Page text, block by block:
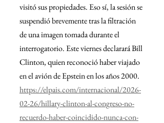
visitó sus propiedades. Eso sí, la sesión se
suspendió brevemente tras la filtración
de una imagen tomada durante el
interrogatorio. Este viernes declarará Bill
Clinton, quien reconoció haber viajado
en el avión de Epstein en los años 2000.
https://elpais.com/internacional/2026-
02-26/hillary-clinton-al-congreso-no-
recuerdo-haber-coincidido-nunca-con-